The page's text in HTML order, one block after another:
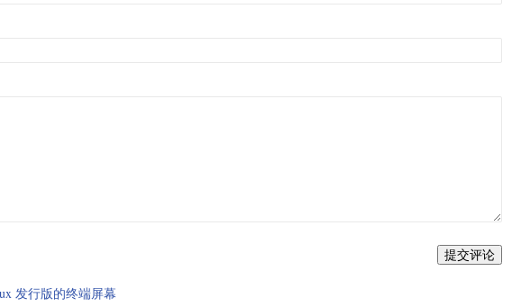
提交评论
发行版的终端屏幕